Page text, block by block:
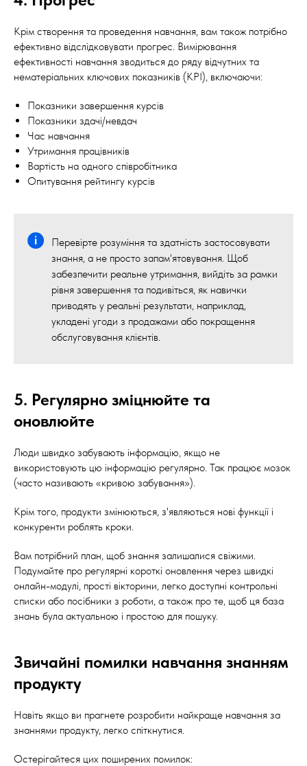
Крім створення та проведення навчання, вам також потрібно
ефективно відслідковувати прогрес. Вимірювання
ефективності навчання зводиться до ряду відчутних та
нематеріальних ключових показників (KPI), включаючи:
Показники завершення курсів
Показники здачі/невдач
Час навчання
Утримання працівників
Вартість на одного співробітника
Опитування рейтингу курсів
Перевірте розуміння та здатність застосовувати
знання, а не просто запам'ятовування. Щоб
забезпечити реальне утримання, вийдіть за рамки
рівня завершення та подивіться, як навички
приводять у реальні результати, наприклад,
укладені угоди з продажами або покращення
обслуговування клієнтів.
5. Регулярно зміцнюйте та
оновлюйте
Люди швидко забувають інформацію, якщо не
використовують цю інформацію регулярно. Так працює мозок
(часто називають «кривою забування»).
Крім того, продукти змінюються, з'являються нові функції і
конкуренти роблять кроки.
Вам потрібний план, щоб знання залишалися свіжими.
Подумайте про регулярні короткі оновлення через швидкі
онлайн-модулі, прості вікторини, легко доступні контрольні
списки або посібники з роботи, а також про те, щоб ця база
знань була актуальною і простою для пошуку.
Звичайні помилки навчання знанням
продукту
Навіть якщо ви прагнете розробити найкраще навчання за
знаннями продукту, легко спіткнутися.
Остерігайтеся цих поширених помилок: